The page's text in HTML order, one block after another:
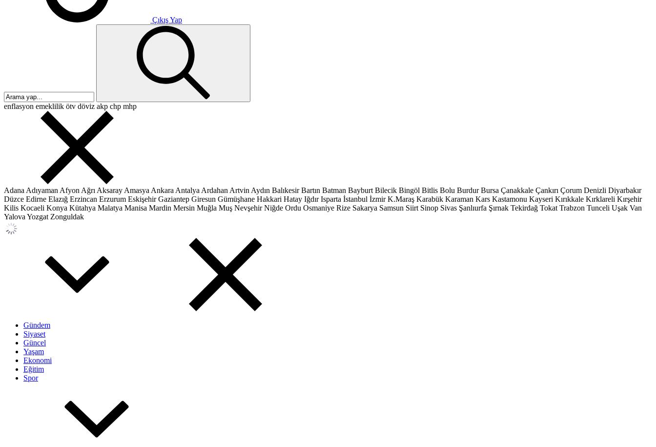
Çıkış Yap
enflasyon emeklilik ötv döviz akp chp mhp
Adana Adıyaman Afyon Ağrı Aksaray Amasya Ankara Antalya Ardahan Artvin Aydın Balıkesir Bartın Batman Bayburt Bilecik Bingöl Bitlis Bolu Burdur Bursa Çanakkale Çankırı Çorum Denizli Diyarbakır
Düzce Edirne Elazığ Erzincan Erzurum Eskişehir Gaziantep Giresun Gümüşhane Hakkari Hatay Iğdır Isparta İstanbul İzmir K.Maraş Karabük Karaman Kars Kastamonu Kayseri Kırıkkale Kırklareli Kırşehir
Kilis Kocaeli Konya Kütahya Malatya Manisa Mardin Mersin Muğla Muş Nevşehir Niğde Ordu Osmaniye Rize Sakarya Samsun Siirt Sinop Sivas Şanlıurfa Şırnak Tekirdağ Tokat Trabzon Tunceli Uşak Van
Yalova Yozgat Zonguldak
Gündem
Siyaset
Güncel
Yaşam
Ekonomi
Eğitim
Spor